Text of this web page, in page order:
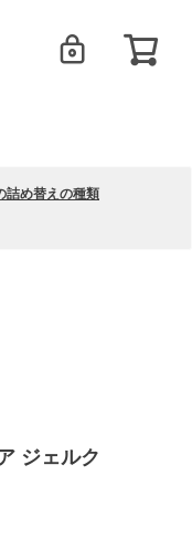
詰め替えの種類
ジェルク